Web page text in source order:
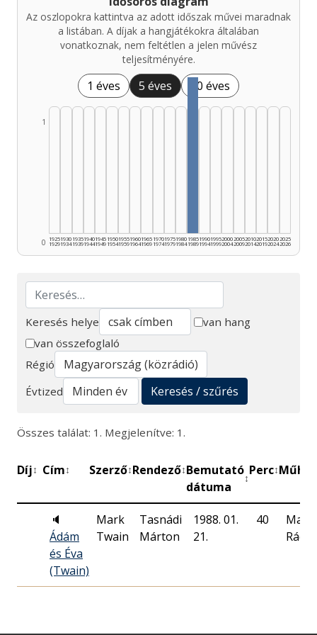
Az oszlopokra kattintva az adott időszak művei maradnak
a listában. A díjak a hangjátékokra általában
vonatkoznak, nem feltétlen a jelen művész
teljesítményére.
1 éves 5 éves 10 éves
0
1
1925
1929
1930
1934
1935
1939
1940
1944
1945
1949
1950
1954
1955
1959
1960
1964
1965
1969
1970
1974
1975
1979
1980
1984
1985
1989
1990
1994
1995
1999
2000
2004
2005
2009
2010
2014
2015
2019
2020
2024
2025
2026
Keresés
Keresés helye
van hang
van összefoglaló
Régió
Évtized
Keresés / szűrés
Összes találat: 1. Megjelenítve: 1.
Díj↕ Cím↕ Szerző↕Rendező↕Bemutató
dátuma
↕
Perc↕
🔈
Ádám
és Éva
(Twain)
Mark
Twain
Tasnádi
Márton
1988. 01.
21.
40
Rádió